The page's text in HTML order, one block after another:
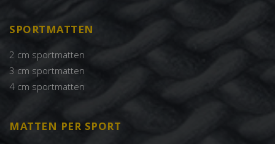
SPORTMATTEN
2 cm sportmatten
3 cm sportmatten
4 cm sportmatten
MATTEN PER SPORT